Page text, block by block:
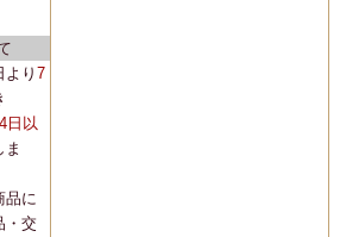
り 7
日以
ま
品に
・交